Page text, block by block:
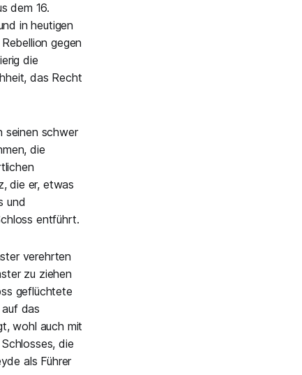
dem 16.
in heutigen
gegen
die
das Recht
seinen schwer
die
die er, etwas
und
entführt.
verehrten
zu ziehen
geflüchtete
das
wohl auch mit
die
als Führer